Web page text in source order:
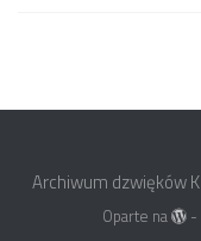
Archiwum dzwięków
Oparte na -